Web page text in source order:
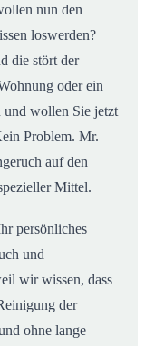
nun den
loswerden?
die stört der
oder ein
und wollen Sie jetzt
Problem. Mr.
auf den
Mittel.
persönliches
und
wir wissen, dass
der
ohne lange